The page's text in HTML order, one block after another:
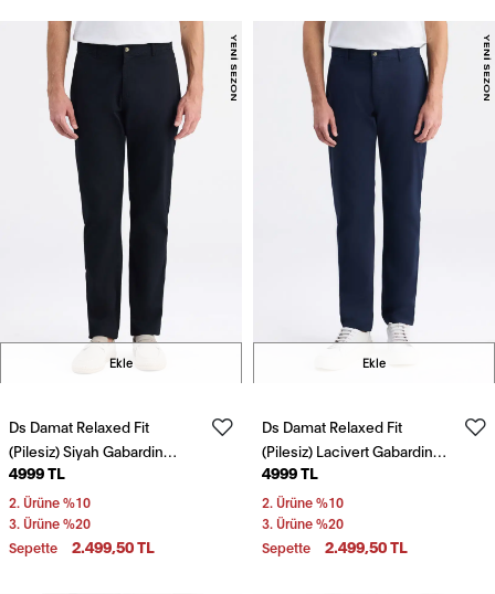
Ekle
Ds Damat Relaxed Fit
(Pilesiz) Siyah Gabardin
Chino Pantolon
4999 TL
2. Ürüne %10
3. Ürüne %20
Sepette
2.499,50 TL
Ekle
Ds Damat Relaxed Fit
(Pilesiz) Lacivert Gabardin
Chino Pantolon
4999 TL
2. Ürüne %10
3. Ürüne %20
Sepette
2.499,50 TL